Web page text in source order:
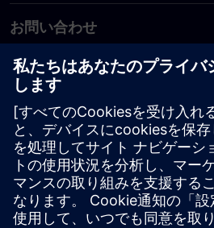
お問い合わせ
PLM製品のお問い合わせ
EDA製品のお問い合わせ
世界各地の事業拠点
サポート・センター
ご意見・ご要望
違法コピーの連絡先